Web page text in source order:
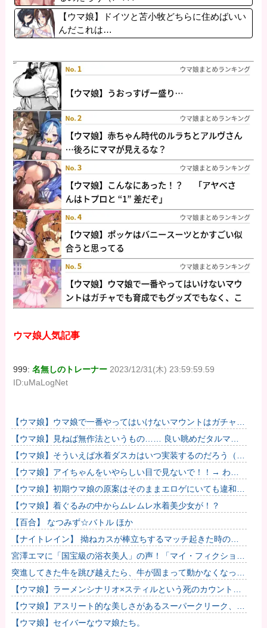
【ウマ娘】ドイツと苫小牧どちらに住めばいい
んだこれは…
ウマ娘人気記事
999:名無しのトレーナー 2023/12/31(木) 23:59:59.59
ID:uMaLogNet
【ウマ娘】ウマ娘で一番やってはいけないマウントはガチャで
も育成でもグッズでもなく、これ。
【ウマ娘】見ねば無作法というもの…… 良い眺めだタルマ
エ…（殴
【ウマ娘】そういえば水着ダスカはいつ実装するのだろう（ﾃﾞ
ｯｯｯ
【ウマ娘】アイちゃんをいやらしい目で見ないで！！→ わか
りました…
【ウマ娘】初期ウマ娘の原案はそのままエロゲにいても違和感
がないんだ。
【ウマ娘】着ぐるみの中からムレムレ水着美少女が！？
【百合】 なつみず☆バトル ほか
【ナイトレイン】 拗ねカスが棒立ちするマッチ起きた時の対
処法
宮澤エマに「国宝級の浴衣美人」の声！「マイ・フィクショ
ン」イベントで魅せた透明感【画像】
突進してきた牛を跳び越えたら、牛が固まって動かなくなった
闘牛場の映像【海外の反応】
【ウマ娘】ラーメンシナリオ×スティルという死のカウントダ
ウン
【ウマ娘】アスリート的な美しさがあるスーパークリーク、い
いよね…
【ウマ娘】セイバーなウマ娘たち。